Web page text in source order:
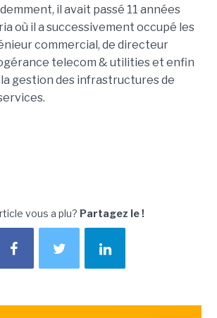
il avait passé 11 années
où il a successivement occupé les
commercial, de directeur
telecom & utilities et enfin
gestion des infrastructures de
vous a plu? Partagez le !